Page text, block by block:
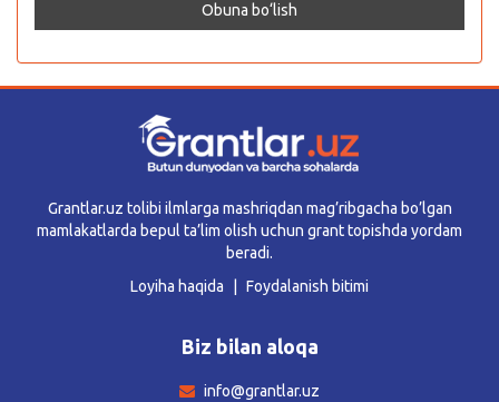
Grantlar.uz tolibi ilmlarga mashriqdan mag’ribgacha bo’lgan
mamlakatlarda bepul ta’lim olish uchun grant topishda yordam
beradi.
Loyiha haqida
Foydalanish bitimi
Biz bilan aloqa
info@grantlar.uz